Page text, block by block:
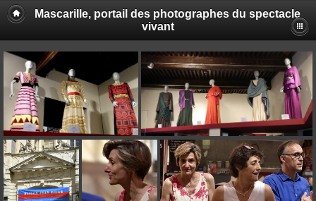
Mascarille, portail des photographes du spectacle
vivant